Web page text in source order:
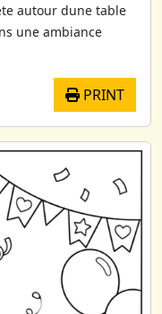
autour dune table
une ambiance
PRINT